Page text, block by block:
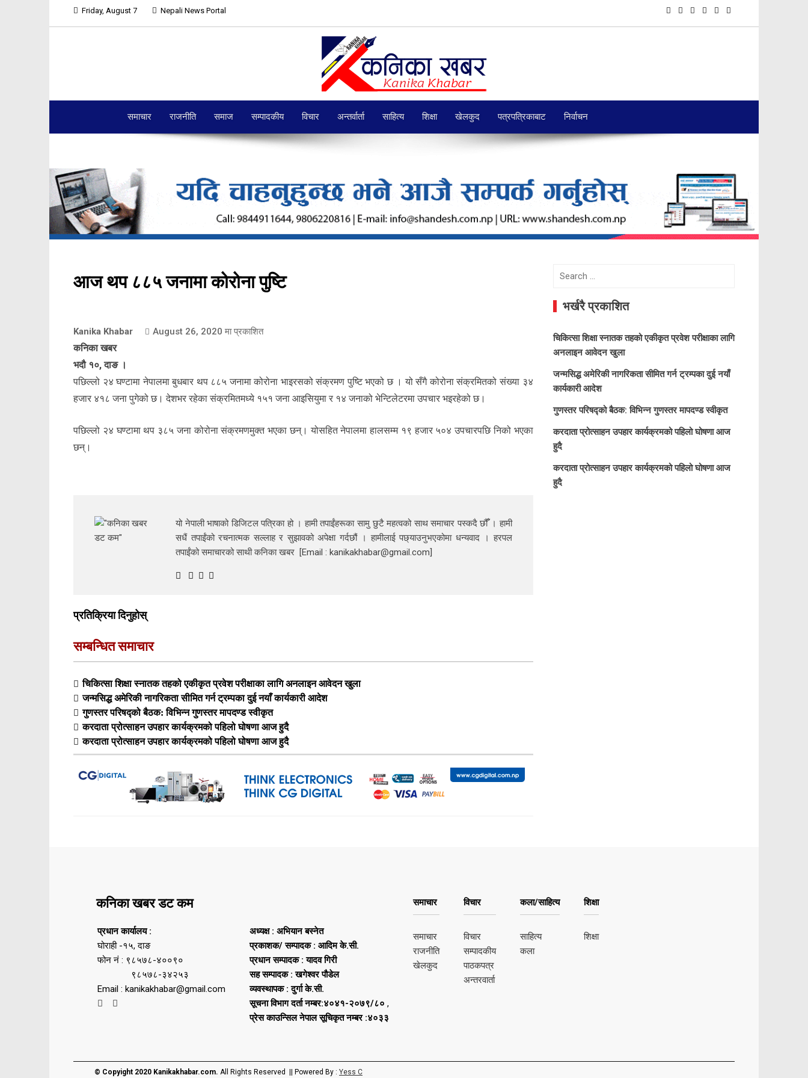
Friday, August 7 Nepali News Portal
समाचार राजनीति समाज सम्पादकीय विचार अन्तर्वार्ता साहित्य शिक्षा खेलकुद पत्रपत्रिकाबाट निर्वाचन
आज थप ८८५ जनामा कोरोना पुष्टि
Kanika Khabar August 26, 2020 मा प्रकाशित
कनिका खबर
भदौ १०, दाङ ।
पछिल्लो २४ घण्टामा नेपालमा बुधबार थप ८८५ जनामा कोरोना भाइरसको संक्रमण पुष्टि भएको छ । यो सँगै कोरोना संक्रमितको संख्या ३४
हजार ४१८ जना पुगेको छ। देशभर रहेका संक्रमितमध्ये १५१ जना आइसियुमा र १४ जनाको भेन्टिलेटरमा उपचार भइरहेको छ।
पछिल्लो २४ घण्टामा थप ३८५ जना कोरोना संक्रमणमुक्त भएका छन्। योसहित नेपालमा हालसम्म १९ हजार ५०४ उपचारपछि निको भएका
छन्।
यो नेपाली भाषाको डिजिटल पत्रिका हो । हामी तपाईंहरूका सामु छुटै महत्वको साथ समाचार पस्कदै छौँँ । हामी
सधैं तपाईंको रचनात्मक सल्लाह र सुझावको अपेक्षा गर्दछौं । हामीलाई पछ्याउनुभएकोमा धन्यवाद । हरपल
तपाईंको समाचारको साथी कनिका खबर [Email : kanikakhabar@gmail.com]
प्रतिक्रिया दिनुहोस्
सम्बन्धित समाचार
चिकित्सा शिक्षा स्नातक तहको एकीकृत प्रवेश परीक्षाका लागि अनलाइन आवेदन खुला
जन्मसिद्ध अमेरिकी नागरिकता सीमित गर्न ट्रम्पका दुई नयाँ कार्यकारी आदेश
गुणस्तर परिषद्को बैठक: विभिन्न गुणस्तर मापदण्ड स्वीकृत
करदाता प्रोत्साहन उपहार कार्यक्रमको पहिलो घोषणा आज हुदै
करदाता प्रोत्साहन उपहार कार्यक्रमको पहिलो घोषणा आज हुदै
Search
भर्खरै प्रकाशित
चिकित्सा शिक्षा स्नातक तहको एकीकृत प्रवेश परीक्षाका लागि
अनलाइन आवेदन खुला
जन्मसिद्ध अमेरिकी नागरिकता सीमित गर्न ट्रम्पका दुई नयाँ
कार्यकारी आदेश
गुणस्तर परिषद्को बैठक: विभिन्न गुणस्तर मापदण्ड स्वीकृत
करदाता प्रोत्साहन उपहार कार्यक्रमको पहिलो घोषणा आज
हुदै
करदाता प्रोत्साहन उपहार कार्यक्रमको पहिलो घोषणा आज
हुदै
कनिका खबर डट कम
प्रधान कार्यालय :
घोराही -१५, दाङ
फोन नं : ९८५७८-४००९०
९८५७८-३४२५३
Email : kanikakhabar@gmail.com
अध्यक्ष : अभियान बस्नेत
प्रकाशक/ सम्पादक : आदिम के.सी.
प्रधान सम्पादक : यादव गिरी
सह सम्पादक : खगेश्वर पौडेल
व्यवस्थापक : दुर्गा के.सी.
सूचना विभाग दर्ता नम्बर:४०४१-२०७९/८० ,
प्रेस काउन्सिल नेपाल सूचिकृत नम्बर :४०३३
समाचार
समाचार
राजनीति
खेलकुद
विचार
विचार
सम्पादकीय
पाठकपत्र
अन्तरवार्ता
कला/साहित्य
साहित्य
कला
शिक्षा
शिक्षा
© Copyight 2020 Kanikakhabar.com. All Rights Reserved || Powered By : Yess C